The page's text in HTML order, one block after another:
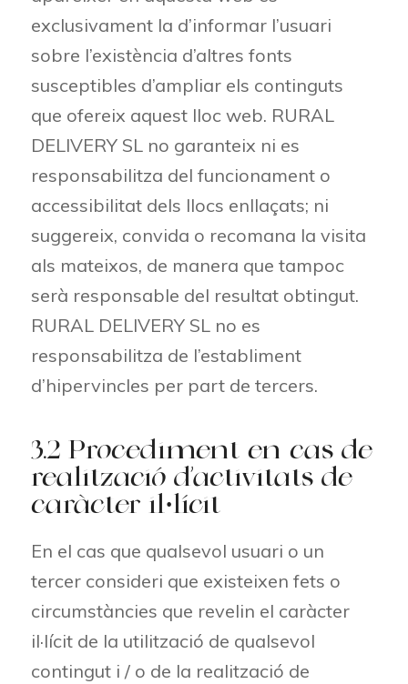
exclusivament la d’informar l’usuari
sobre l’existència d’altres fonts
susceptibles d’ampliar els continguts
que ofereix aquest lloc web. RURAL
DELIVERY SL no garanteix ni es
responsabilitza del funcionament o
accessibilitat dels llocs enllaçats; ni
suggereix, convida o recomana la visita
als mateixos, de manera que tampoc
serà responsable del resultat obtingut.
RURAL DELIVERY SL no es
responsabilitza de l’establiment
d’hipervincles per part de tercers.
3.2 Procediment en cas de
realització d’activitats de
caràcter il·lícit
En el cas que qualsevol usuari o un
tercer consideri que existeixen fets o
circumstàncies que revelin el caràcter
il·lícit de la utilització de qualsevol
contingut i / o de la realització de